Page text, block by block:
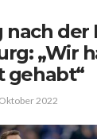
der
„Wir
gehabt“
2022